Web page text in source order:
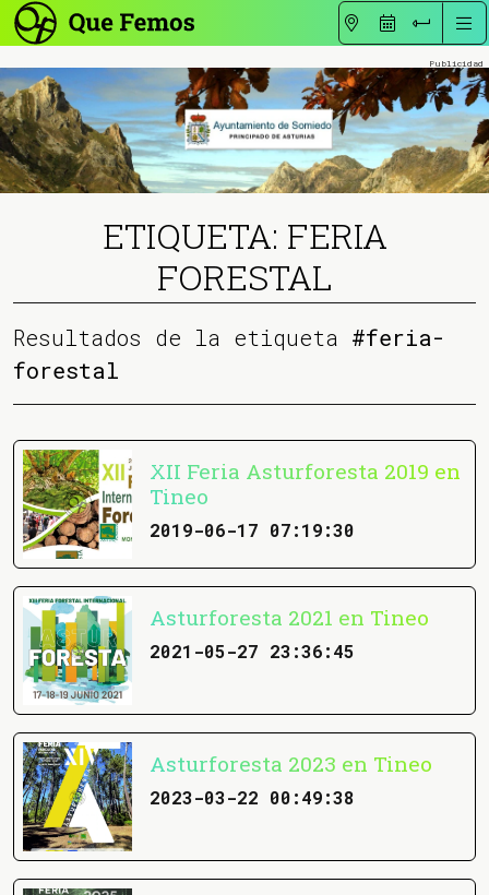
ETIQUETA: FERIA
FORESTAL
Resultados de la etiqueta #feria-
forestal
XII Feria Asturforesta 2019 en
Tineo
2019-06-17 07:19:30
Asturforesta 2021 en Tineo
2021-05-27 23:36:45
Asturforesta 2023 en Tineo
2023-03-22 00:49:38